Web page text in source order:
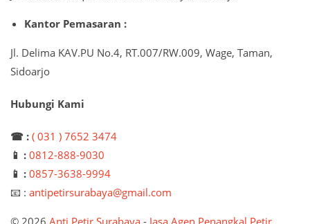
Kantor Pemasaran :
Jl. Delima KAV.PU No.4, RT.007/RW.009, Wage, Taman,
Sidoarjo
Hubungi Kami
☎ : ( 031 ) 7652 3474
📱 : 0812-888-9030
📱 : 0857-3638-9994
📧 : antipetirsurabaya@gmail.com